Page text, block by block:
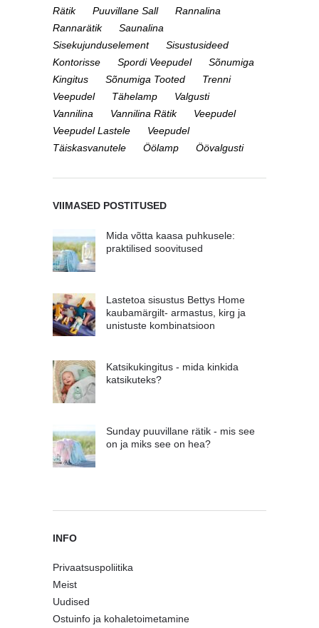
Rätik
Puuvillane Sall
Rannalina
Rannarätik
Saunalina
Sisekujunduselement
Sisustusideed
Kontorisse
Spordi Veepudel
Sõnumiga
Kingitus
Sõnumiga Tooted
Trenni
Veepudel
Tähelamp
Valgusti
Vannilina
Vannilina Rätik
Veepudel
Veepudel Lastele
Veepudel
Täiskasvanutele
Öölamp Öövalgusti
VIIMASED POSTITUSED
Mida võtta kaasa puhkusele:
praktilised soovitused
Lastetoa sisustus Bettys Home
kaubamärgilt- armastus, kirg ja
unistuste kombinatsioon
Katsikukingitus - mida kinkida
katsikuteks?
Sunday puuvillane rätik - mis see
on ja miks see on hea?
INFO
Privaatsuspoliitika
Meist
Uudised
Ostuinfo ja kohaletoimetamine